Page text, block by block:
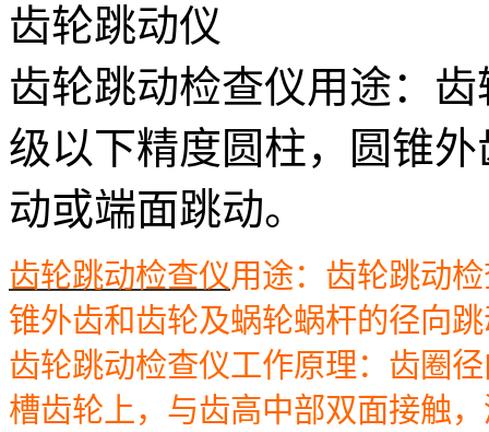
齿轮跳动仪
齿轮跳动检查仪用途：
级以下精度圆柱，圆锥
动或端面跳动。
齿轮跳动检查仪用途：齿轮跳动
锥外齿和齿轮及蜗轮蜗杆的径向
齿轮跳动检查仪工作原理： 齿圈
槽齿轮上，与齿高中部双面接触